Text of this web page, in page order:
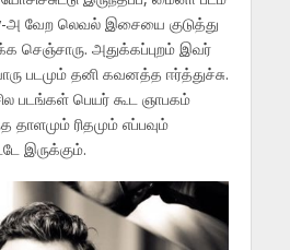
அ வேற லெவல் இசையை குடுத்து
செஞ்சாரு. அதுக்கப்புறம் இவர்
தனி கவனத்த ஈர்த்துச்சு.
படங்கள் பெயர் கூட ஞாபகம்
ரிதமும் எப்பவும்
இருக்கும்.